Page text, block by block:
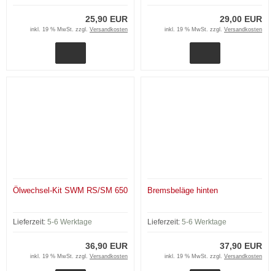
25,90 EUR
inkl. 19 % MwSt. zzgl. Versandkosten
29,00 EUR
inkl. 19 % MwSt. zzgl. Versandkosten
Ölwechsel-Kit SWM RS/SM 650
Lieferzeit: 5-6 Werktage
36,90 EUR
inkl. 19 % MwSt. zzgl. Versandkosten
Bremsbeläge hinten
Lieferzeit: 5-6 Werktage
37,90 EUR
inkl. 19 % MwSt. zzgl. Versandkosten